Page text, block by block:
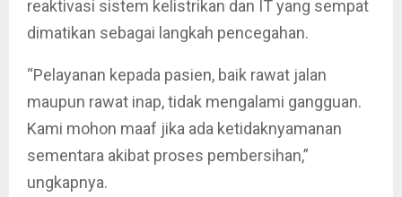
reaktivasi sistem kelistrikan dan IT yang sempat
dimatikan sebagai langkah pencegahan.
“Pelayanan kepada pasien, baik rawat jalan
maupun rawat inap, tidak mengalami gangguan.
Kami mohon maaf jika ada ketidaknyamanan
sementara akibat proses pembersihan,”
ungkapnya.